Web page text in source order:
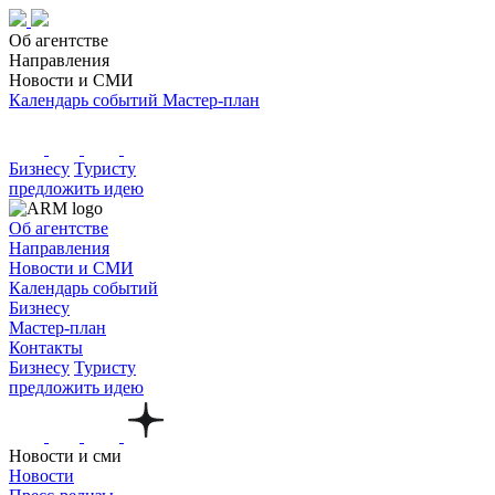
Об агентстве
Направления
Новости и СМИ
Календарь событий Мастер-план
Бизнесу Туристу
предложить идею
Об агентстве
Направления
Новости и СМИ
Календарь событий
Бизнесу
Мастер-план
Контакты
Бизнесу Туристу
предложить идею
Новости и сми
Новости